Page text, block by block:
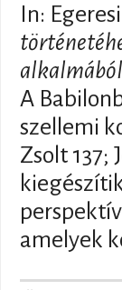
In:
alkalmából
A
szellemi
Zsolt 137;
amelyek